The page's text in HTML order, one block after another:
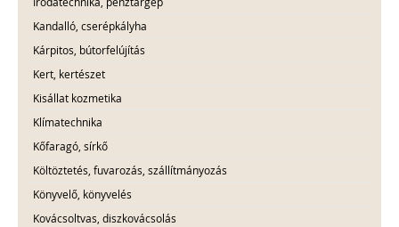
Kandalló, cserépkályha
Kárpitos, bútorfelújítás
Kert, kertészet
Kisállat kozmetika
Klímatechnika
Kőfaragó, sírkő
Költöztetés, fuvarozás, szállítmányozás
Könyvelő, könyvelés
Kovácsoltvas, diszkovácsolás